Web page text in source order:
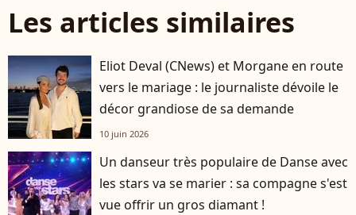
Les articles similaires
Eliot Deval (CNews) et Morgane en route
vers le mariage : le journaliste dévoile le
décor grandiose de sa demande
10 juin 2026
Un danseur très populaire de Danse avec
les stars va se marier : sa compagne s'est
vue offrir un gros diamant !